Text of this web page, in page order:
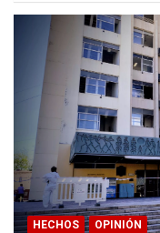
HECHOS OPINIÓN